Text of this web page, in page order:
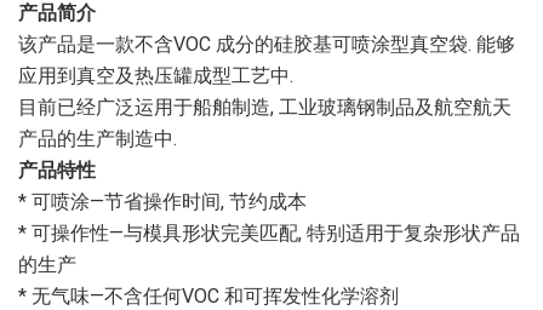
产品简介
该产品是一款不含VOC 成分的硅胶基可喷涂型真空袋. 能够
应用到真空及热压罐成型工艺中.
目前已经广泛运用于船舶制造, 工业玻璃钢制品及航空航天
产品的生产制造中.
产品特性
* 可喷涂—节省操作时间, 节约成本
* 可操作性—与模具形状完美匹配, 特别适用于复杂形状产品
的生产
* 无气味—不含任何VOC 和可挥发性化学溶剂